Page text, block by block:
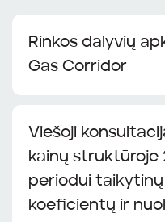
Rinkos dalyvių
Gas Corridor
Viešoji
kainų struktūroje
periodui taikytinų
koeficientų ir